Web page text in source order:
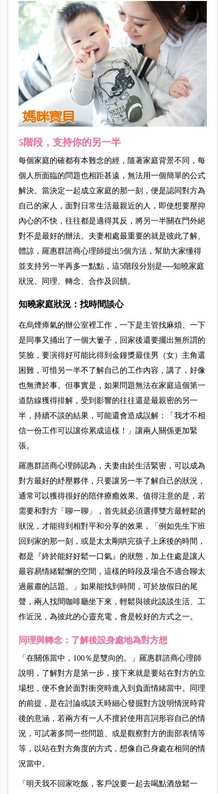
5階段，支持你的另一半
每個家庭的確都有本難念的經，隨著家庭背景不同，每
個人所面臨的問題也相距甚遠，無法用一個簡單的公式
解決。當決定一起成立家庭的那一刻，便是認同對方為
自己的家人，面對日常生活最親近的人，即使想要壓抑
內心的不快，往往都是適得其反，將另一半關在門外絕
對不是最好的辦法。夫妻相處最重要的就是彼此了解、
體諒，羅惠群諮商心理師提出5個方法，幫助大家懂得
並支持另一半再多一點點，這5階段分別是──知曉家庭
狀況、同理、轉念、合作及回饋。
知曉家庭狀況：找時間談心
在烏煙瘴氣的辦公室裡工作，一下是主管找麻煩、一下
是同事又捅出了一個大簍子，回家後還要擺出無所謂的
笑臉，要演得好可能比得到金鐘獎最佳男（女）主角還
困難，可惜另一半不了解自己的工作內容，講了，好像
也無濟於事。但事實是，如果問題無法在家庭這個第一
道防線獲得排解，受到影響的往往還是最親密的另一
半，持續不談的結果，可能還會造成誤解：「我才不相
信一份工作可以讓你累成這樣！」讓兩人關係更加緊
張。
羅惠群諮商心理師認為，夫妻由於生活緊密，可以成為
對方最好的紓壓夥伴，只要讓另一半了解自己的狀況，
通常可以獲得很好的陪伴療癒效果。值得注意的是，若
需要和對方「聊一聊」，首先就必須選擇雙方最輕鬆的
狀況，才能得到相對平和分享的效果，「例如先生下班
回到家的那一刻，或是太太剛哄完孩子上床後的時間，
都是『終於能好好鬆一口氣』的狀態，加上住處是讓人
最容易情緒鬆懈的空間，這樣的時段及場合不適合聊太
過嚴肅的話題。」如果能找到時間，可於放假日的尾
聲，兩人找間咖啡廳坐下來，輕鬆與彼此談談生活、工
作近況，為彼此的心靈充電，會是較好的方式之一。
同理與轉念：了解後設身處地為對方想
「在關係當中，100％是雙向的。」羅惠群諮商心理師
說明，了解對方是第一步，接下來就是要站在對方的立
場想，便不會於面對衝突時進入到負面情緒當中。同理
的前提，是在討論或談天時細心發掘對方說明情況時背
後的意涵，若兩方有一人不擅於使用言詞形容自己的情
況，可試著多問一些問題、或是觀察對方的面部表情等
等，以站在對方角度的方式，想像自己身處在相同的情
況當中。
「明天我不回家吃飯，客戶說要一起去喝點酒放鬆一